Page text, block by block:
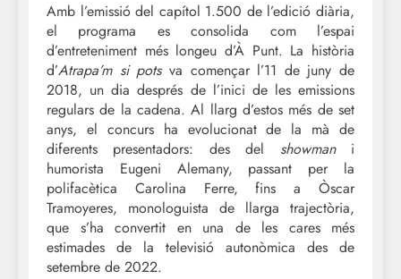
Amb l’emissió del capítol 1.500 de l’edició diària,
el programa es consolida com l’espai
d’entreteniment més longeu d’À Punt. La història
d’Atrapa’m si pots va començar l’11 de juny de
2018, un dia després de l’inici de les emissions
regulars de la cadena. Al llarg d’estos més de set
anys, el concurs ha evolucionat de la mà de
diferents presentadors: des del showmani
humorista Eugeni Alemany, passant per la
polifacètica Carolina Ferre, fins a Òscar
Tramoyeres, monologuista de llarga trajectòria,
que s’ha convertit en una de les cares més
estimades de la televisió autonòmica des de
setembre de 2022.